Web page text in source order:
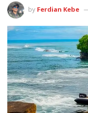
by Ferdian Kebe